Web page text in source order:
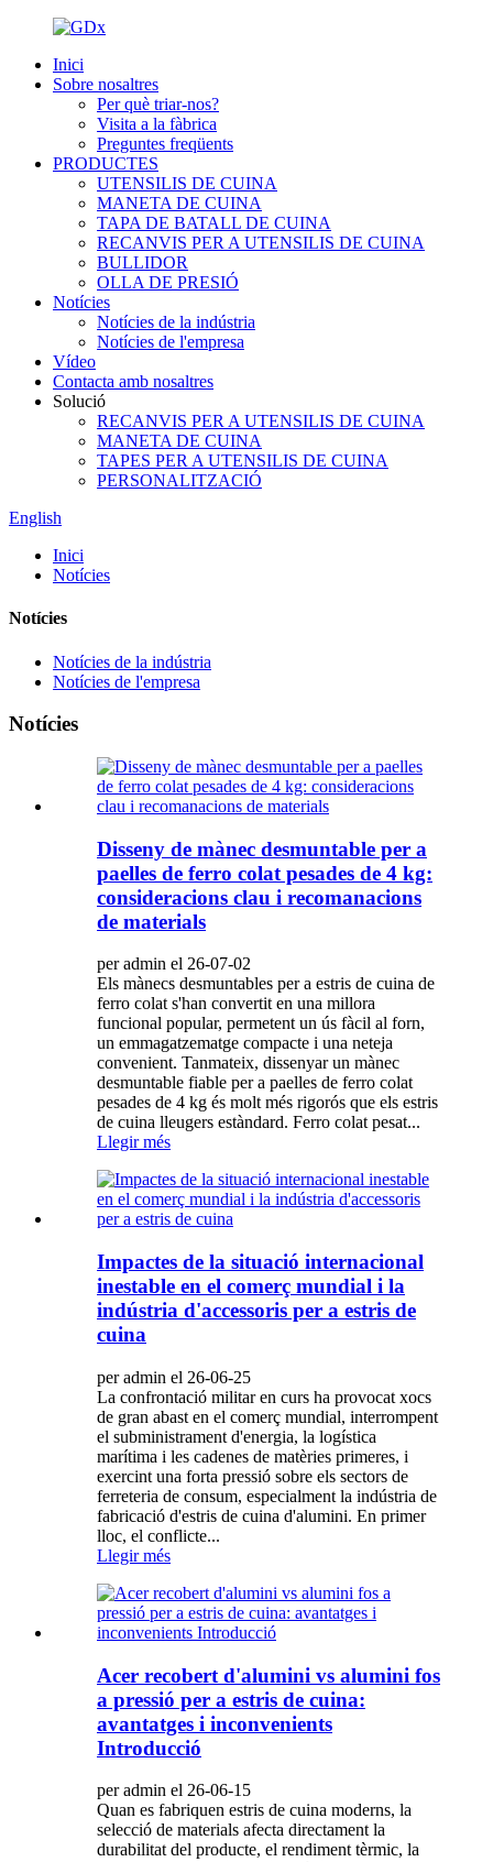
Inici
Sobre nosaltres
Per què triar-nos?
Visita a la fàbrica
Preguntes freqüents
PRODUCTES
UTENSILIS DE CUINA
MANETA DE CUINA
TAPA DE BATALL DE CUINA
RECANVIS PER A UTENSILIS DE CUINA
BULLIDOR
OLLA DE PRESIÓ
Notícies
Notícies de la indústria
Notícies de l'empresa
Vídeo
Contacta amb nosaltres
Solució
RECANVIS PER A UTENSILIS DE CUINA
MANETA DE CUINA
TAPES PER A UTENSILIS DE CUINA
PERSONALITZACIÓ
English
Inici
Notícies
Notícies
Notícies de la indústria
Notícies de l'empresa
Notícies
Disseny de mànec desmuntable per a
paelles de ferro colat pesades de 4 kg:
consideracions clau i recomanacions
de materials
per admin el 26-07-02
Els mànecs desmuntables per a estris de cuina de
ferro colat s'han convertit en una millora
funcional popular, permetent un ús fàcil al forn,
un emmagatzematge compacte i una neteja
convenient. Tanmateix, dissenyar un mànec
desmuntable fiable per a paelles de ferro colat
pesades de 4 kg és molt més rigorós que els estris
de cuina lleugers estàndard. Ferro colat pesat...
Llegir més
Impactes de la situació internacional
inestable en el comerç mundial i la
indústria d'accessoris per a estris de
cuina
per admin el 26-06-25
La confrontació militar en curs ha provocat xocs
de gran abast en el comerç mundial, interrompent
el subministrament d'energia, la logística
marítima i les cadenes de matèries primeres, i
exercint una forta pressió sobre els sectors de
ferreteria de consum, especialment la indústria de
fabricació d'estris de cuina d'alumini. En primer
lloc, el conflicte...
Llegir més
Acer recobert d'alumini vs alumini fos
a pressió per a estris de cuina:
avantatges i inconvenients
Introducció
per admin el 26-06-15
Quan es fabriquen estris de cuina moderns, la
selecció de materials afecta directament la
durabilitat del producte, el rendiment tèrmic, la